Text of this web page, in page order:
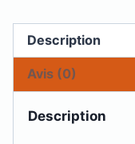
Description
Avis (0)
Description